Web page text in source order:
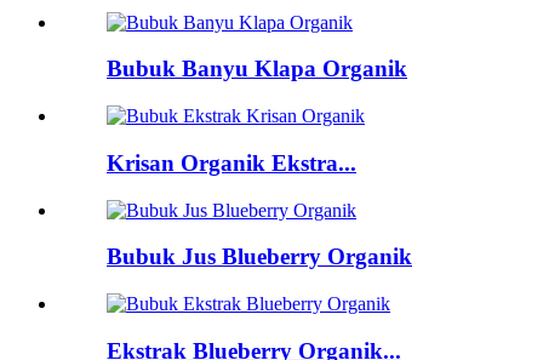
Bubuk Banyu Klapa Organik
Krisan Organik Ekstra...
Bubuk Jus Blueberry Organik
Ekstrak Blueberry Organik...